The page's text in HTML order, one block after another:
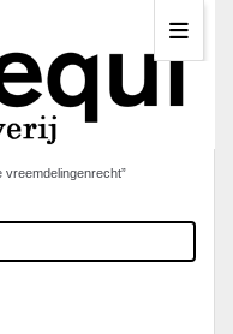
vreemdelingenrecht”